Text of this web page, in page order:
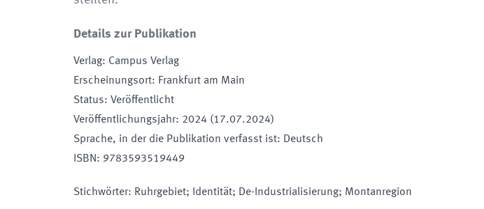
Details zur Publikation
Verlag: Campus Verlag
Erscheinungsort: Frankfurt am Main
Status: Veröffentlicht
Veröffentlichungsjahr: 2024 (17.07.2024)
Sprache, in der die Publikation verfasst ist: Deutsch
ISBN: 9783593519449
Stichwörter: Ruhrgebiet; Identität; De-Industrialisierung; Montanregion